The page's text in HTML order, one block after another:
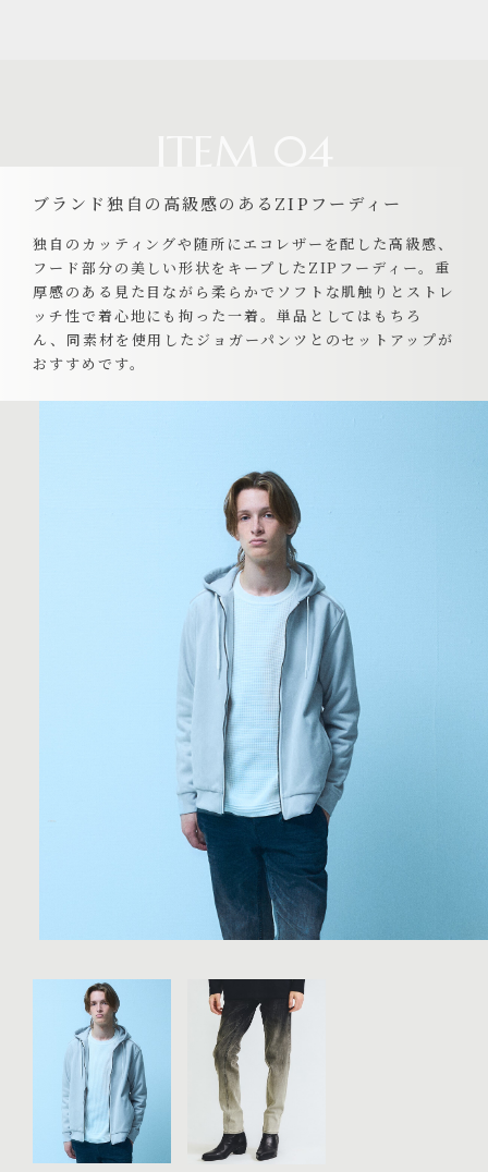
ブランド独自の高級感のあるZIPフーディー
独自のカッティングや随所にエコレザーを配した高級感、
フード部分の美しい形状をキープしたZIPフーディー。重
厚感のある見た目ながら柔らかでソフトな肌触りとストレ
ッチ性で着心地にも拘った一着。単品としてはもちろ
ん、同素材を使用したジョガーパンツとのセットアップが
おすすめです。